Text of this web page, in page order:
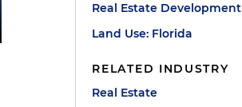
Real Estate Development
Land Use: Florida
RELATED INDUSTRY
Real Estate